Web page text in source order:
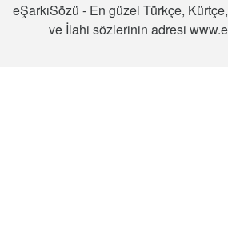
eŞarkıSözü - En güzel Türkçe,
ve İlahi sözlerinin adresi